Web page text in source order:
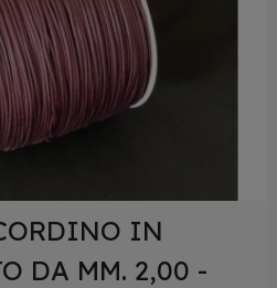
IN
DA MM. 2,00 -